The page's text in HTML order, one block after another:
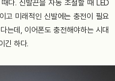
다. 신발끈을 자동 조절할 때 LED
고 미래적인 신발에는 충전이 필요
는데, 이어폰도 충전해야하는 시대
긴 하다.